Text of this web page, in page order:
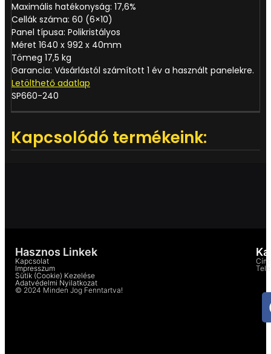
Maximális hatékonyság: 17,6%
Cellák száma: 60 (6×10)
Panel típusa: Polikristályos
Méret 1640 x 992 x 40mm
Tömeg 17,5 kg
Garancia: Vásárlástól számított 1 év a használt panelekre.
Letölthető adatlap
SP660-240
Kapcsolódó termékeink:
Hasznos Linkek
Kapcsolat
Impresszum
Sütik (cookie) Kezelése
Adatvédelmi Nyilatkozat
© 2024 Minden Jog Fenntartva!